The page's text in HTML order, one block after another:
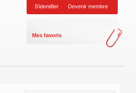
S'identifier Devenir membre
Mes favoris